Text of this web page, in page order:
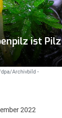
ist
Archivbild -
2022